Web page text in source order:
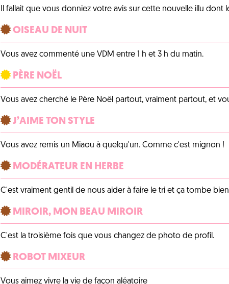
Il fallait que vous donniez votre avis sur cette nouvelle illu dont
OISEAU DE NUIT
Vous avez commenté une VDM entre 1 h et 3 h du matin.
PÈRE NOËL
Vous avez cherché le Père Noël partout, vraiment partout, et
J’AIME TON STYLE
Vous avez remis un Miaou à quelqu'un. Comme c'est mignon !
MODÉRATEUR EN HERBE
C'est vraiment gentil de nous aider à faire le tri et ça tombe
MIROIR, MON BEAU MIROIR
C'est la troisième fois que vous changez de photo de profil.
ROBOT MIXEUR
Vous aimez vivre la vie de façon aléatoire